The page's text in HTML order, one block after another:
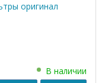
оригинал
В наличии